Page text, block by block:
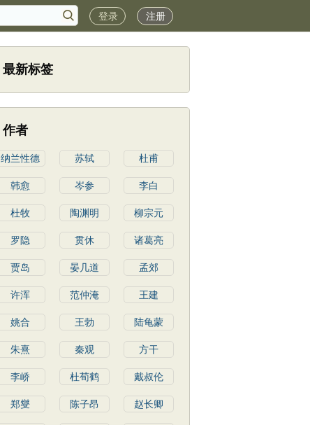
登录 注册
最新标签
作者
纳兰性德 苏轼 杜甫
韩愈 岑参 李白
杜牧 陶渊明 柳宗元
罗隐 贯休 诸葛亮
贾岛 晏几道 孟郊
许浑 范仲淹 王建
姚合 王勃 陆龟蒙
朱熹 秦观 方干
李峤 杜荀鹤 戴叔伦
郑燮 陈子昂 赵长卿